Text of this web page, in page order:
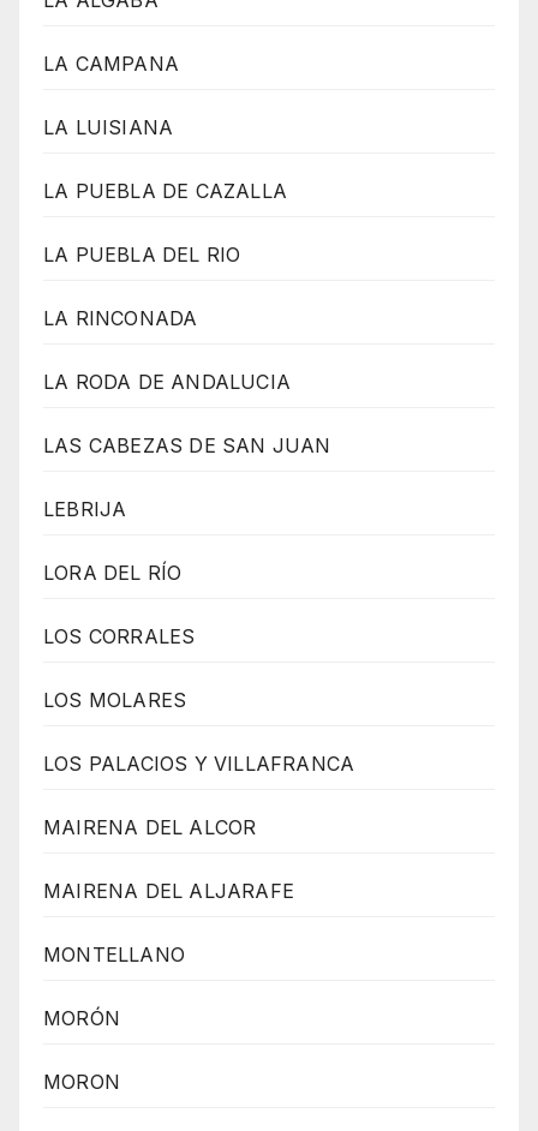
LA CAMPANA
LA LUISIANA
LA PUEBLA DE CAZALLA
LA PUEBLA DEL RIO
LA RINCONADA
LA RODA DE ANDALUCIA
LAS CABEZAS DE SAN JUAN
LEBRIJA
LORA DEL RÍO
LOS CORRALES
LOS MOLARES
LOS PALACIOS Y VILLAFRANCA
MAIRENA DEL ALCOR
MAIRENA DEL ALJARAFE
MONTELLANO
MORÓN
MORON